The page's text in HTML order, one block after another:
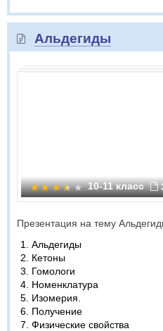
Альдегиды
10-11 класс
Презентация на тему
Альдегиды
Кетоны
Гомологи
Номенклатура
Изомерия.
Получение
Физические свойства